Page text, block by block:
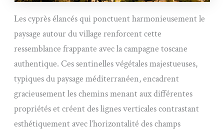
Les cyprès élancés qui ponctuent harmonieusement le
paysage autour du village renforcent cette
ressemblance frappante avec la campagne toscane
authentique. Ces sentinelles végétales majestueuses,
typiques du paysage méditerranéen, encadrent
gracieusement les chemins menant aux différentes
propriétés et créent des lignes verticales contrastant
esthétiquement avec l’horizontalité des champs